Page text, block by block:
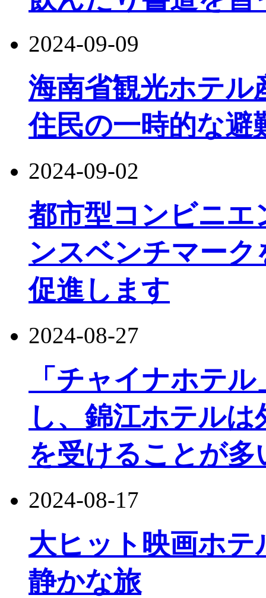
2024-09-09
海南省観光ホ​​テル
住民の一時的な避
2024-09-02
都市型コンビニ
ンスベンチマー
促進します
2024-08-27
「チャイナホテ
し、錦江ホテル
を受けることが多
2024-08-17
大ヒット映画ホ
静かな旅